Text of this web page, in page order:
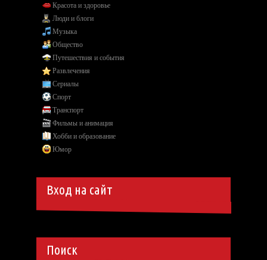
Красота и здоровье
Люди и блоги
Музыка
Общество
Путешествия и события
Развлечения
Сериалы
Спорт
Транспорт
Фильмы и анимация
Хобби и образование
Юмор
Вход на сайт
Поиск